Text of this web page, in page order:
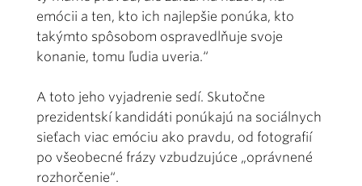
emócii a ten, kto ich najlepšie ponúka, kto
takýmto spôsobom ospravedlňuje svoje
konanie, tomu ľudia uveria.“
A toto jeho vyjadrenie sedí. Skutočne
prezidentskí kandidáti ponúkajú na sociálnych
sieťach viac emóciu ako pravdu, od fotografií
po všeobecné frázy vzbudzujúce „oprávnené
rozhorčenie“.